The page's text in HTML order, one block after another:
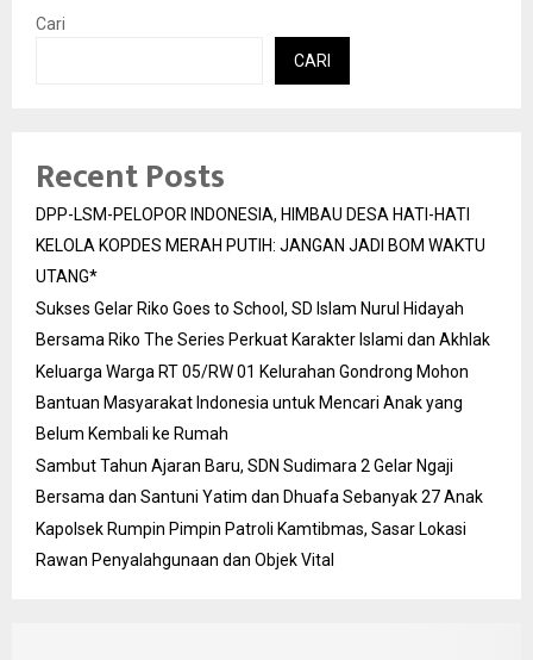
Cari
CARI
Recent Posts
DPP-LSM-PELOPOR INDONESIA, HIMBAU DESA HATI-HATI
KELOLA KOPDES MERAH PUTIH: JANGAN JADI BOM WAKTU
UTANG*
Sukses Gelar Riko Goes to School, SD Islam Nurul Hidayah
Bersama Riko The Series Perkuat Karakter Islami dan Akhlak
Keluarga Warga RT 05/RW 01 Kelurahan Gondrong Mohon
Bantuan Masyarakat Indonesia untuk Mencari Anak yang
Belum Kembali ke Rumah
Sambut Tahun Ajaran Baru, SDN Sudimara 2 Gelar Ngaji
Bersama dan Santuni Yatim dan Dhuafa Sebanyak 27 Anak
Kapolsek Rumpin Pimpin Patroli Kamtibmas, Sasar Lokasi
Rawan Penyalahgunaan dan Objek Vital